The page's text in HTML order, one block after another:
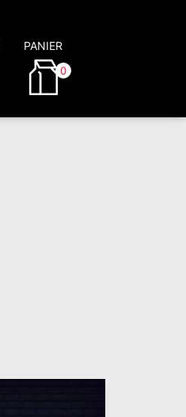
PANIER
0